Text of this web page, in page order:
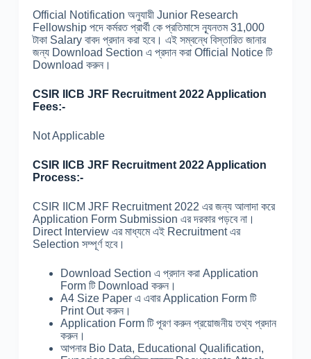
Official Notification অনুযায়ী Junior Research
Fellowship পদে কর্মরত প্রার্থী কে প্রতিমাসে ন্যূনতম 31,000
টাকা Salary বাবদ প্রদান করা হবে। এই সম্বন্ধে বিস্তারিত জানার
জন্য Download Section এ প্রদান করা Official Notice টি
Download করুন।
CSIR IICB JRF Recruitment 2022 Application
Fees:-
Not Applicable
CSIR IICB JRF Recruitment 2022 Application
Process:-
CSIR IICM JRF Recruitment 2022 এর জন্য আলাদা করে
Application Form Submission এর দরকার পড়বে না।
Direct Interview এর মাধ্যমে এই Recruitment এর
Selection সম্পূর্ণ হবে।
Download Section এ প্রদান করা Application
Form টি Download করুন।
A4 Size Paper এ এবার Application Form টি
Print Out করুন।
Application Form টি পূরণ করুন প্রয়োজনীয় তথ্য প্রদান
করুন।
আপনার Bio Data, Educational Qualification,